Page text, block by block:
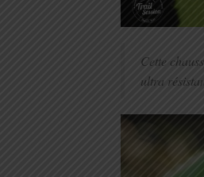
Cette
ultra